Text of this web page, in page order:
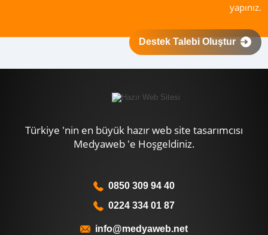
yapınız.
Destek Talebi Oluştur
Türkiye 'nin en büyük hazır web site tasarımcısı
Medyaweb 'e Hoşgeldiniz.
0850 309 94 40
0224 334 01 87
info@medyaweb.net